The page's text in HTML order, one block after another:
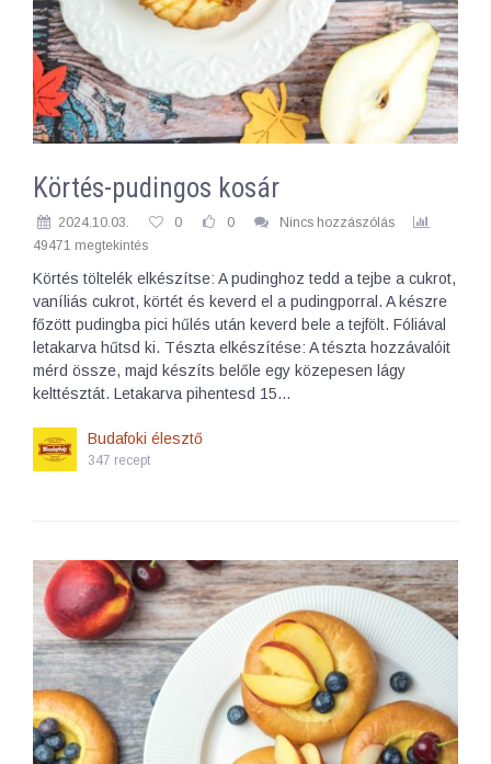
Körtés-pudingos kosár
2024.10.03. 0 0
Nincs hozzászólás
49471 megtekintés
Körtés töltelék elkészítse: A pudinghoz tedd a tejbe a cukrot,
vaníliás cukrot, körtét és keverd el a pudingporral. A készre
főzött pudingba pici hűlés után keverd bele a tejfölt. Fóliával
letakarva hűtsd ki. Tészta elkészítése: A tészta hozzávalóit
mérd össze, majd készíts belőle egy közepesen lágy
kelttésztát. Letakarva pihentesd 15…
Budafoki élesztő
347 recept